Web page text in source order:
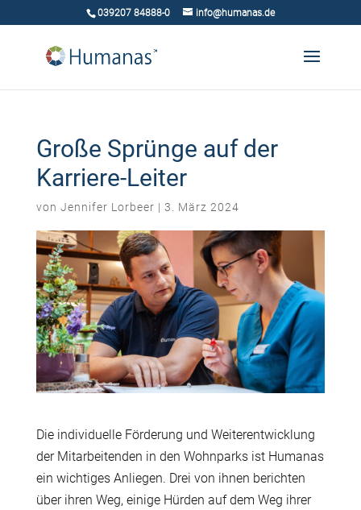
039207 84888-0 info@humanas.de
Große Sprünge auf der
Karriere-Leiter
von Jennifer Lorbeer | 3. März 2024
Die individuelle Förderung und Weiterentwicklung
der Mitarbeitenden in den Wohnparks ist Humanas
ein wichtiges Anliegen. Drei von ihnen berichten
über ihren Weg, einige Hürden auf dem Weg ihrer